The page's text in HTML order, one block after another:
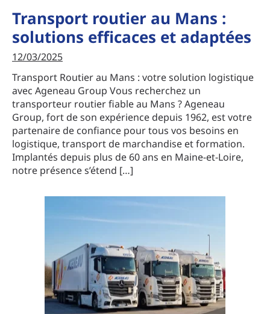
Transport routier au Mans :
solutions efficaces et adaptées
12/03/2025
Transport Routier au Mans : votre solution logistique
avec Ageneau Group Vous recherchez un
transporteur routier fiable au Mans ? Ageneau
Group, fort de son expérience depuis 1962, est votre
partenaire de confiance pour tous vos besoins en
logistique, transport de marchandise et formation.
Implantés depuis plus de 60 ans en Maine-et-Loire,
notre présence s’étend […]